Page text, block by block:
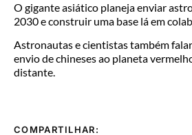
O gigante asiático planeja enviar
2030 e construir uma base lá em
Astronautas e cientistas também
envio de chineses ao planeta
distante.
COMPARTILHAR: